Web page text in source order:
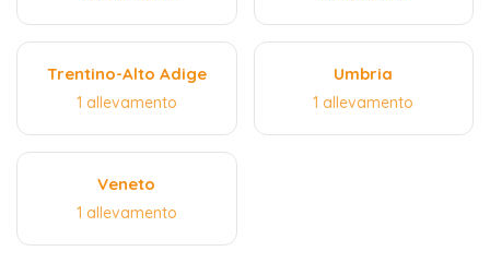
Trentino-Alto Adige
1 allevamento
Umbria
1 allevamento
Veneto
1 allevamento